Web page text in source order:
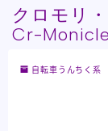
クロモリ
Cr-
自転車うんちく系